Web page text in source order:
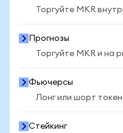
Торгуйте MKR
Прогнозы
Торгуйте MKR и на
Фьючерсы
Лонг или шорт
Стейкинг